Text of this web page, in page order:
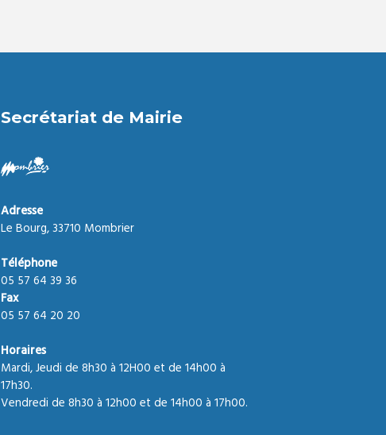
Secrétariat de Mairie
Adresse
Le Bourg, 33710 Mombrier
Téléphone
05 57 64 39 36
Fax
05 57 64 20 20
Horaires
Mardi, Jeudi de 8h30 à 12H00 et de 14h00 à
17h30.
Vendredi de 8h30 à 12h00 et de 14h00 à 17h00.